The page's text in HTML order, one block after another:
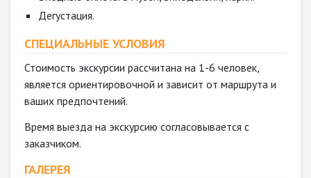
Дегустация.
СПЕЦИАЛЬНЫЕ УСЛОВИЯ
Стоимость экскурсии рассчитана на 1-6 человек,
является ориентировочной и зависит от маршрута и
ваших предпочтений.
Время выезда на экскурсию согласовывается с
заказчиком.
ГАЛЕРЕЯ